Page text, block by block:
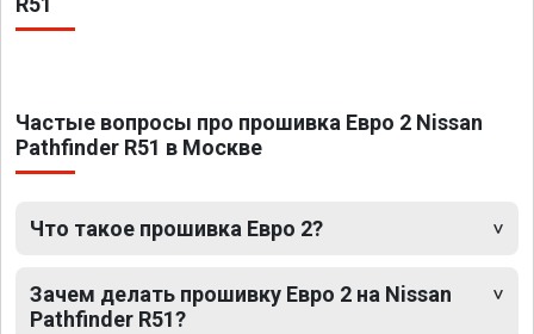
Частые вопросы про прошивка Евро 2 Nissan
Pathfinder R51 в Москве
Что такое прошивка Евро 2?
Зачем делать прошивку Евро 2 на Nissan
Pathfinder R51?